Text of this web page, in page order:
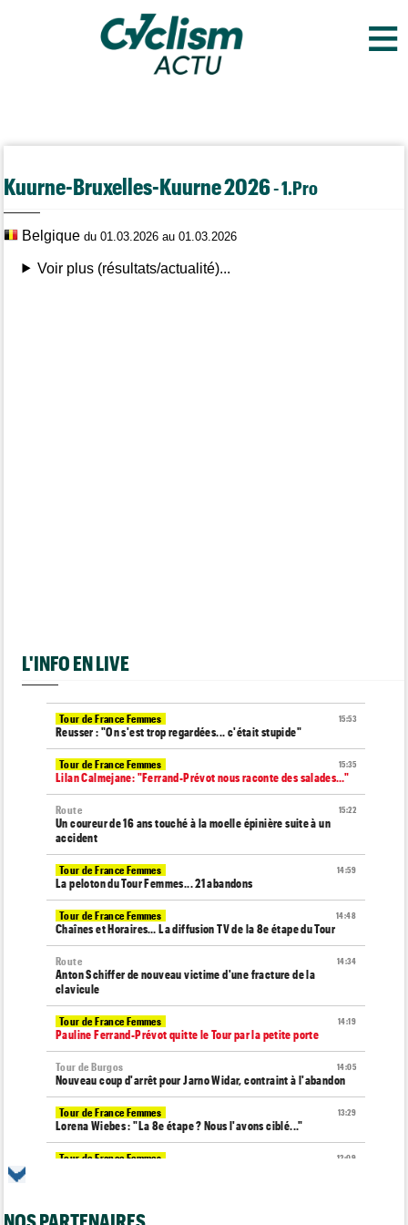
≡
Kuurne-Bruxelles-Kuurne 2026- 1.Pro
Belgiquedu 01.03.2026 au 01.03.2026
Voir plus (résultats/actualité)...
L'INFO EN LIVE
15:53
Tour de France Femmes
Reusser : "On s'est trop regardées... c'était stupide"
15:35
Tour de France Femmes
Lilan Calmejane: "Ferrand-Prévot nous raconte des salades…"
15:22
Route
Un coureur de 16 ans touché à la moelle épinière suite à un
accident
14:59
Tour de France Femmes
La peloton du Tour Femmes... 21 abandons
14:48
Tour de France Femmes
Chaînes et Horaires… La diffusion TV de la 8e étape du Tour
14:34
Route
Anton Schiffer de nouveau victime d'une fracture de la
clavicule
14:19
Tour de France Femmes
Pauline Ferrand-Prévot quitte le Tour par la petite porte
14:05
Tour de Burgos
Nouveau coup d'arrêt pour Jarno Widar, contraint à l'abandon
13:29
Tour de France Femmes
Lorena Wiebes : "La 8e étape ? Nous l'avons ciblé..."
13:09
Tour de France Femmes
Cyclism’Actu recrute des rédacteurs… voici comment